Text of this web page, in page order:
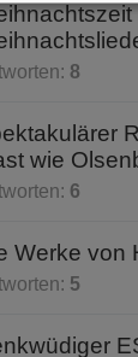
8
wie
6
Werke von
5